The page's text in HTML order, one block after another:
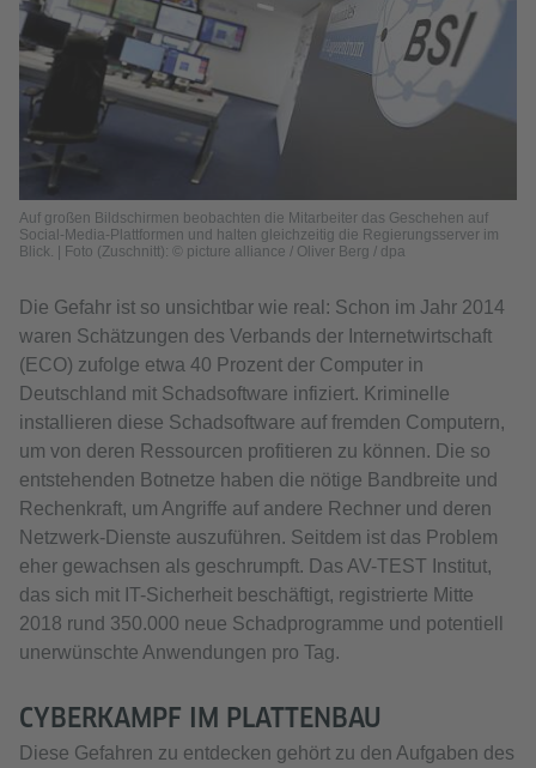
Auf großen Bildschirmen beobachten die Mitarbeiter das Geschehen auf
Social-Media-Plattformen und halten gleichzeitig die Regierungsserver im
Blick. | Foto (Zuschnitt): © picture alliance / Oliver Berg / dpa
Die Gefahr ist so unsichtbar wie real: Schon im Jahr 2014
waren Schätzungen des Verbands der Internetwirtschaft
(ECO) zufolge etwa 40 Prozent der Computer in
Deutschland mit Schadsoftware infiziert. Kriminelle
installieren diese Schadsoftware auf fremden Computern,
um von deren Ressourcen profitieren zu können. Die so
entstehenden Botnetze haben die nötige Bandbreite und
Rechenkraft, um Angriffe auf andere Rechner und deren
Netzwerk-Dienste auszuführen. Seitdem ist das Problem
eher gewachsen als geschrumpft. Das AV-TEST Institut,
das sich mit IT-Sicherheit beschäftigt, registrierte Mitte
2018 rund 350.000 neue Schadprogramme und potentiell
unerwünschte Anwendungen pro Tag.
CYBERKAMPF IM PLATTENBAU
Diese Gefahren zu entdecken gehört zu den Aufgaben des